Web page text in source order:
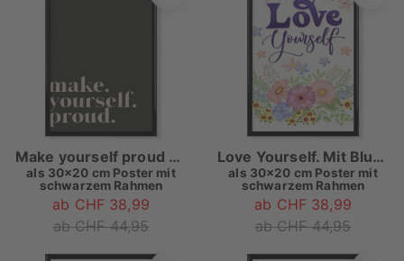
Make yourself proud - Quote
als 30x20 cm Poster mit
schwarzem Rahmen
ab CHF 38,99
ab CHF 44,95
Love Yourself. Mit Blumen
als 30x20 cm Poster mit
schwarzem Rahmen
ab CHF 38,99
ab CHF 44,95